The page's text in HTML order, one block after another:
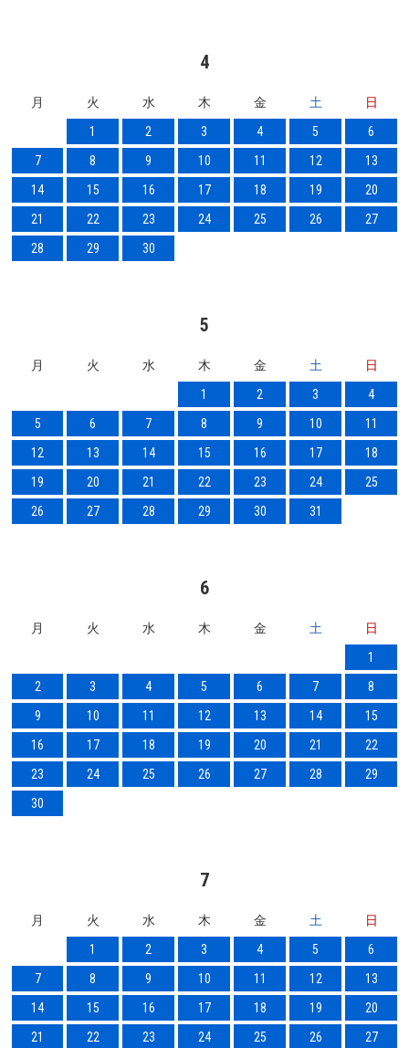
4
月 火 水 木 金 土
日
1
2 3 4 5
6
7
8 9 10 11 12
13
14
15 16 17 18 19
20
21
22 23 24 25 26
27
28
29 30
5
月 火 水 木 金 土
日
1
2 3
4
5
6 7 8 9 10
11
12
13 14 15 16 17
18
19
20 21 22 23 24
25
26
27 28 29 30 31
6
月 火 水 木 金 土
日
1
2
3 4 5 6 7
8
9
10 11 12 13 14
15
16
17 18 19 20 21
22
23
24 25 26 27 28
29
30
7
月 火 水 木 金 土
日
1
2 3 4 5
6
7
8 9 10 11 12
13
14
15 16 17 18 19
20
21
22 23 24 25 26 27